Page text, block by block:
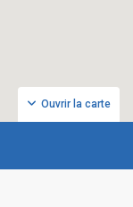
Ouvrir la carte